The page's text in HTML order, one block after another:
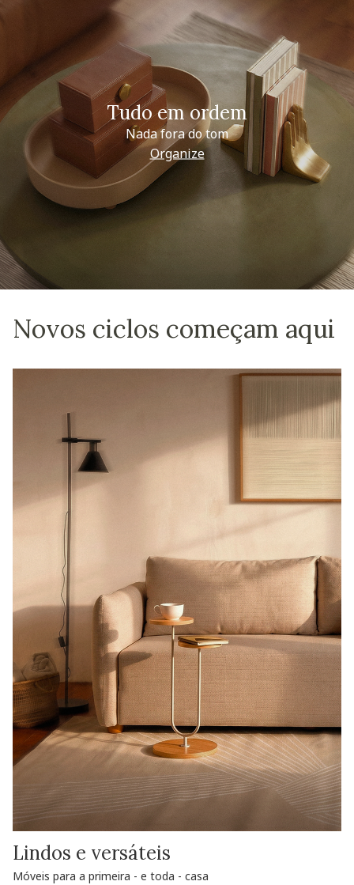
Tudo em ordem
Nada fora do tom
Organize
Novos ciclos começam aqui
Lindos e versáteis
Móveis para a primeira - e toda - casa